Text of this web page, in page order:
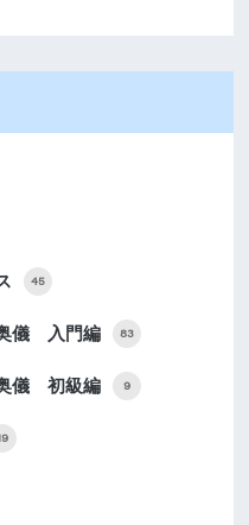
45
儀 入門編 83
儀 初級編 9